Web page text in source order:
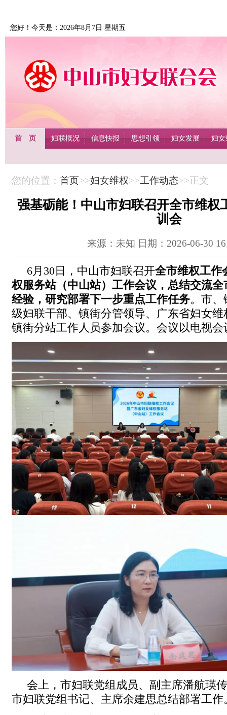
您好！今天是：2026年8月7日 星期五
首 页 妇联概况 信息快报 思想引领 妇女发展 妇女
您的位置： 首页>>妇女维权>>工作动态>>正文
强基砺能！中山市妇联召开全市维权
训会
来源：未知 日期：2026-06-30
6月30日，中山市妇联召开全市维权工作
权服务站（中山站）工作会议，总结交流
经验，研究部署下一步重点工作任务。市、
级妇联干部、镇街分管领导、广东省妇女
镇街分站工作人员参加会议。会议以电视
会上，市妇联党组成员、副主席潘航瑛
市妇联党组书记、主席余建思总结部署工作